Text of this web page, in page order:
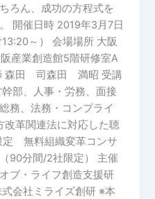
ろん、成功の方程式を
開催日時 2019年3月7日
～） 会場場所 大阪
産業創造館5階研修室A
森田 司森田 満昭 受講
部、人事・労務、面接
務、法務・コンプライ
改革関連法に対応した聴
定 無料組織変革コンサ
90分間/2社限定） 主催
ブ・ライフ創造支援研
会社ミライズ創研 ※本